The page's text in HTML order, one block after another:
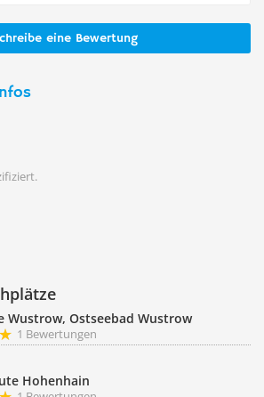
eine Bewertung
Wustrow, Ostseebad Wustrow
1 Bewertungen
Hohenhain